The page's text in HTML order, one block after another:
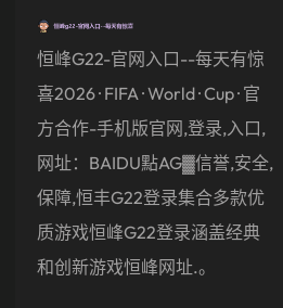
恒峰g22-官网入口--每天有惊
喜2026 · FIFA · World · Cup · 官
方合作-手机版官网,登录,入口,
网址：BAIDU點AG▓信誉,安全,
保障,恒丰g22登录集合多款优
质游戏恒峰g22登录涵盖经典
和创新游戏恒峰网址.。